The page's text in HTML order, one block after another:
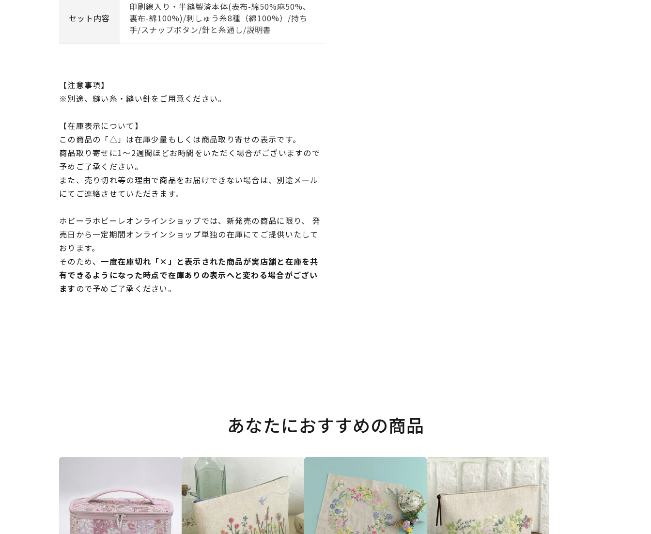
セット内容
印刷線入り・半縫製済本体(表布-綿50%麻50%、
裏布-綿100%)/刺しゅう糸8種（綿100%）/持ち
手/スナップボタン/針と糸通し/説明書
【注意事項】
※別途、縫い糸・縫い針をご用意ください。
【在庫表示について】
この商品の「△」は在庫少量もしくは商品取り寄せの表示です。
商品取り寄せに1～2週間ほどお時間をいただく場合がございますので
予めご了承ください。
また、売り切れ等の理由で商品をお届けできない場合は、別途メール
にてご連絡させていただきます。
ホビーラホビーレオンラインショップでは、新発売の商品に限り、 発
売日から一定期間オンラインショップ単独の在庫にてご提供いたして
おります。
そのため、 一度在庫切れ「×」と表示された商品が実店舗と在庫を共
有できるようになった時点で在庫ありの表示へと変わる場合がござい
ますので予めご了承ください。
あなたにおすすめの商品